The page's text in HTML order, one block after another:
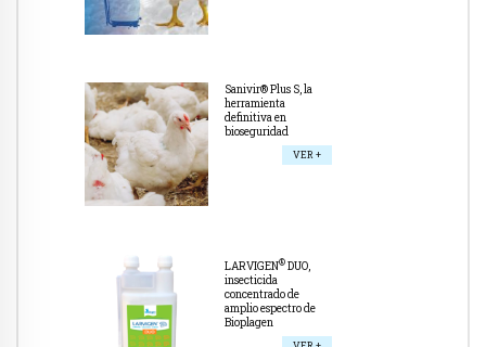
Sanivir® Plus S, la
herramienta
definitiva en
bioseguridad
VER +
LARVIGEN®DUO,
insecticida
concentrado de
amplio espectro de
Bioplagen